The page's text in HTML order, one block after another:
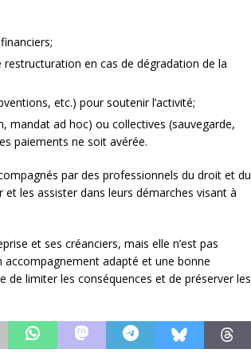
restructuration en cas de dégradation de la
etc.) pour soutenir l’activité;
mandat ad hoc) ou collectives (sauvegarde,
paiements ne soit avérée.
par des professionnels du droit et du
les assister dans leurs démarches visant à
et ses créanciers, mais elle n’est pas
adapté et une bonne
de limiter les conséquences et de préserver les